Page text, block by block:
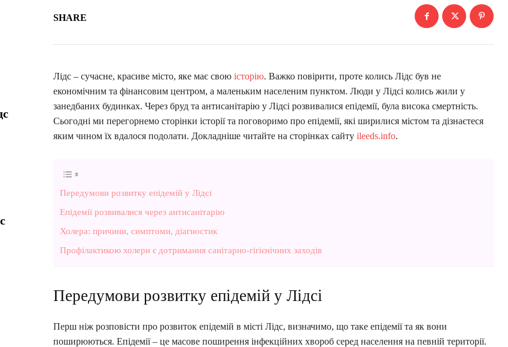
SHARE
Лідс – сучасне, красиве місто, яке має свою історію. Важко повірити, проте колись Лідс був не
економічним та фінансовим центром, а маленьким населеним пунктом. Люди у Лідсі колись жили у
занедбаних будинках. Через бруд та антисанітарію у Лідсі розвивалися епідемії, була висока смертність.
Сьогодні ми перегорнемо сторінки історії та поговоримо про епідемії, які ширилися містом та дізнаєтеся
яким чином їх вдалося подолати. Докладніше читайте на сторінках сайту ileeds.info.
Передумови розвитку епідемій у Лідсі
Епідемії розвивалися через антисанітарію
Холера: причини, симптоми, діагностик
Профілактикою холери є дотримання санітарно-гігієнічних заходів
Передумови розвитку епідемій у Лідсі
Перш ніж розповісти про розвиток епідемій в місті Лідс, визначимо, що таке епідемії та як вони
поширюються. Епідемії – це масове поширення інфекційних хвороб серед населення на певній території.